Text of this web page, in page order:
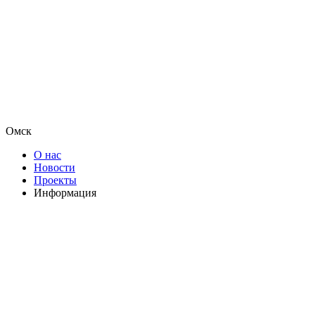
Омск
О нас
Новости
Проекты
Информация